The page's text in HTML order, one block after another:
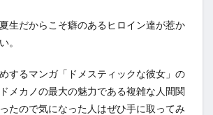
生だからこそ癖のあるヒロイン達が惹か
。
するマンガ「ドメスティックな彼女」の
メカノの最大の魅力である複雑な人間関
たので気になった人はぜひ手に取ってみ